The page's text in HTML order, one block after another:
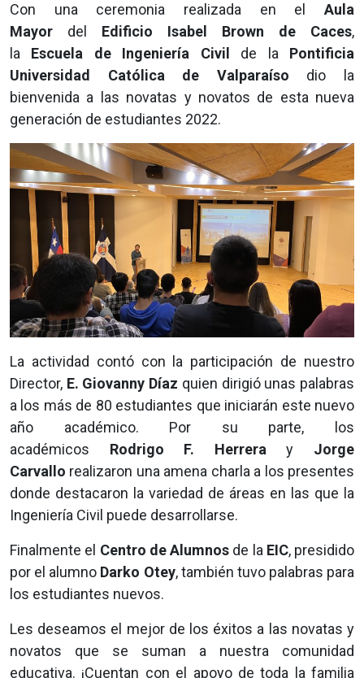
Con una ceremonia realizada en el Aula
Mayor del Edificio Isabel Brown de Caces,
la Escuela de Ingeniería Civil de la Pontificia
Universidad Católica de Valparaíso dio la
bienvenida a las novatas y novatos de esta nueva
generación de estudiantes 2022.
La actividad contó con la participación de nuestro
Director, E. Giovanny Díaz quien dirigió unas palabras
a los más de 80 estudiantes que iniciarán este nuevo
año académico. Por su parte, los
académicos Rodrigo F. Herrera y Jorge
Carvallo realizaron una amena charla a los presentes
donde destacaron la variedad de áreas en las que la
Ingeniería Civil puede desarrollarse.
Finalmente el Centro de Alumnos de la EIC, presidido
por el alumno Darko Otey, también tuvo palabras para
los estudiantes nuevos.
Les deseamos el mejor de los éxitos a las novatas y
novatos que se suman a nuestra comunidad
educativa. ¡Cuentan con el apoyo de toda la familia